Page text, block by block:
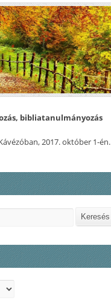
bibliatanulmányozás
2017. október 1-én.
Keresés